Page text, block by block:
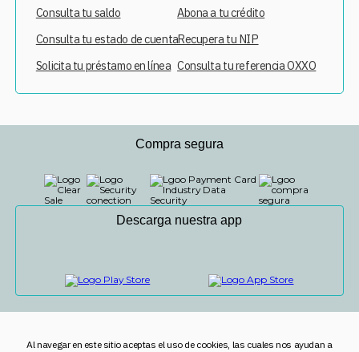
Consulta tu saldo
Consulta tu estado de cuenta
Solicita tu préstamo en línea
Abona a tu crédito
Recupera tu NIP
Consulta tu referencia OXXO
Compra segura
Descarga nuestra app
Al navegar en este sitio aceptas el uso de cookies, las cuales nos ayudan a